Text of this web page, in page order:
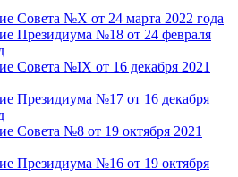
Совета №X от 24 марта 2022 года
Президиума №18 от 24 февраля
Совета №IX от 16 декабря 2021
Президиума №17 от 16 декабря
Совета №8 от 19 октября 2021
Президиума №16 от 19 октября